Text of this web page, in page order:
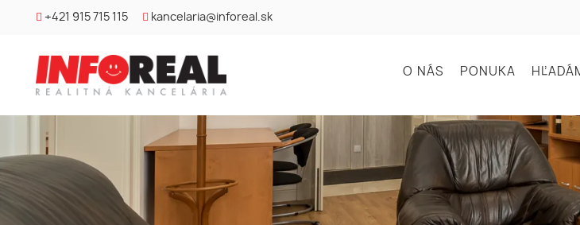
+421 915 715 115 kancelaria@inforeal.sk
O NÁS PONUKA